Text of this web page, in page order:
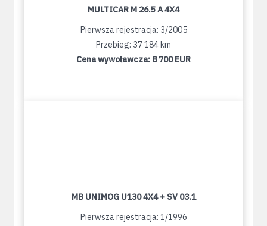
MULTICAR M 26.5 A 4X4
Pierwsza rejestracja: 3/2005
Przebieg: 37 184 km
Cena wywoławcza: 8 700 EUR
MB UNIMOG U130 4X4 + SV 03.1
Pierwsza rejestracja: 1/1996